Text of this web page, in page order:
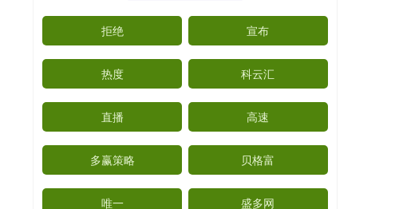
拒绝 宣布
热度 科云汇
直播 高速
多赢策略 贝格富
唯一 盛多网